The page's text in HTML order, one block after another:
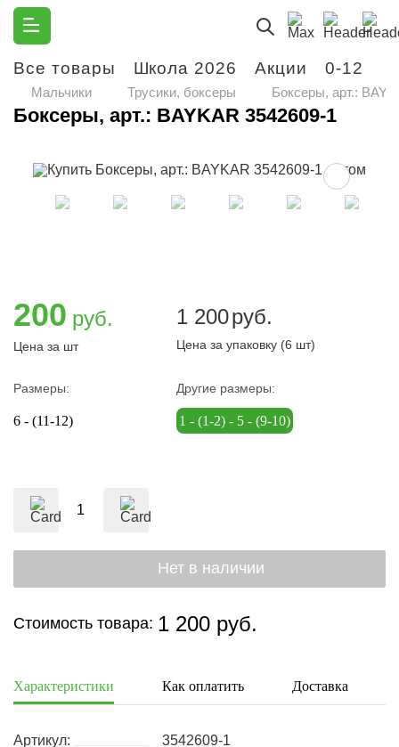
Все товары Школа 2026 Акции 0-12
Мальчики Трусики, боксеры Боксеры, арт.:
Боксеры, арт.: BAYKAR 3542609-1
200 руб.
Цена за шт
1 200руб.
Цена за упаковку (6 шт)
Размеры:
6 - (11-12)
Другие размеры:
1 - (1-2) - 5 - (9-10)
Стоимость товара: 1 200 руб.
Характеристики Как оплатить Доставка
Артикул:
3542609-1